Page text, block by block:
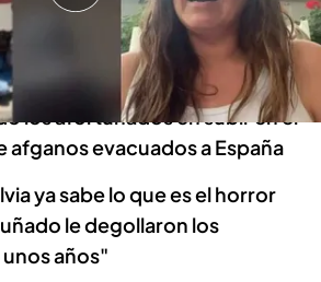
marido afgano, 14 personas en
atrapadas en Afganistán
a los atentados de Kabul,
los afortunados en subir en el
afganos evacuados a España
ya sabe lo que es el horror
le degollaron los
años"